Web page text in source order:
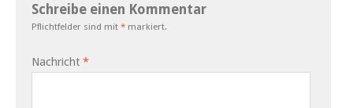
Schreibe einen Kommentar
Pflichtfelder sind mit * markiert.
Nachricht *